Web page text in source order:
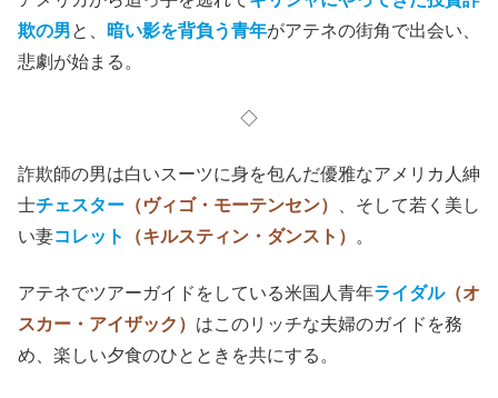
欺の男と、 暗い影を背負う青年がアテネの街角で出会い、
悲劇が始まる。
◇
詐欺師の男は白いスーツに身を包んだ優雅なアメリカ人紳
士チェスター （ヴィゴ・モーテンセン）
、そして若く美し
い妻コレット （キルスティン・ダンスト） 。
アテネでツアーガイドをしている米国人青年ライダル（オ
スカー・アイザック） はこのリッチな夫婦のガイドを務
め、楽しい夕食のひとときを共にする。